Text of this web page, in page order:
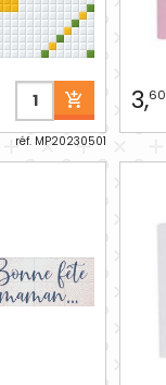
réf. MP20230501
3,60